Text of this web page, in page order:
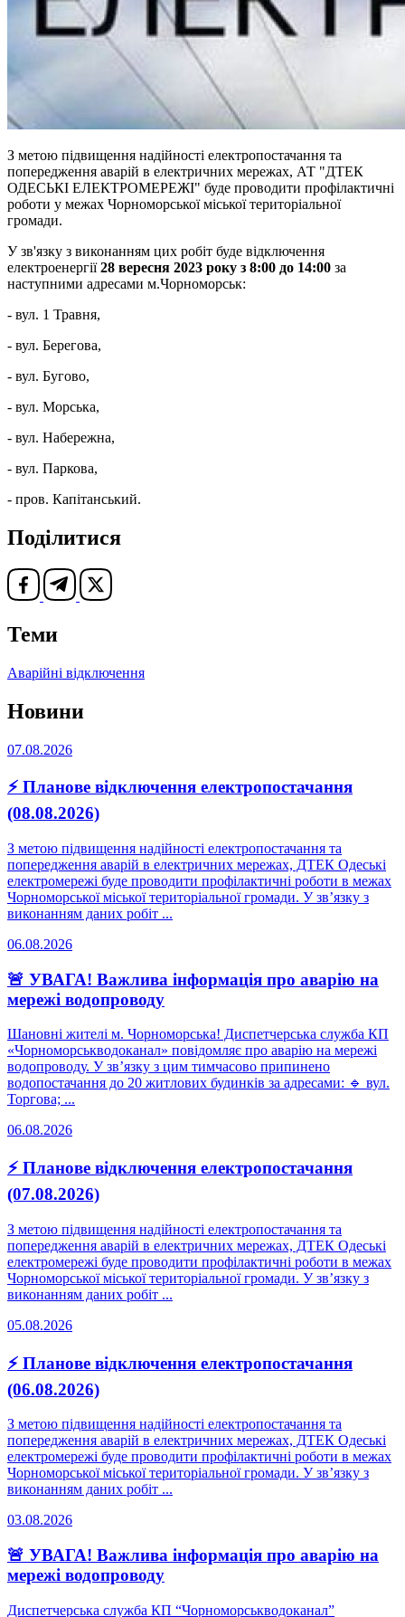
З метою підвищення надійності електропостачання та
попередження аварій в електричних мережах, АТ "ДТЕК
ОДЕСЬКІ ЕЛЕКТРОМЕРЕЖІ" буде проводити профілактичні
роботи у межах Чорноморської міської територіальної
громади.
У зв'язку з виконанням цих робіт буде відключення
електроенергії28 вересня 2023 року з 8:00 до 14:00 за
наступними адресами м.Чорноморськ:
- вул. 1 Травня,
- вул. Берегова,
- вул. Бугово,
- вул. Морська,
- вул. Набережна,
- вул. Паркова,
- пров. Капітанський.
Поділитися
Теми
Аварійні відключення
Новини
07.08.2026
⚡ Планове відключення електропостачання
(08.08.2026)
З метою підвищення надійності електропостачання та
попередження аварій в електричних мережах, ДТЕК Одеські
електромережі буде проводити профілактичні роботи в межах
Чорноморської міської територіальної громади. У зв’язку з
виконанням даних робіт ...
06.08.2026
🚨 УВАГА! Важлива інформація про аварію на
мережі водопроводу
Шановні жителі м. Чорноморська! Диспетчерська служба КП
«Чорноморськводоканал» повідомляє про аварію на мережі
водопроводу. У зв’язку з цим тимчасово припинено
водопостачання до 20 житлових будинків за адресами: 🔹 вул.
Торгова; ...
06.08.2026
⚡ Планове відключення електропостачання
(07.08.2026)
З метою підвищення надійності електропостачання та
попередження аварій в електричних мережах, ДТЕК Одеські
електромережі буде проводити профілактичні роботи в межах
Чорноморської міської територіальної громади. У зв’язку з
виконанням даних робіт ...
05.08.2026
⚡ Планове відключення електропостачання
(06.08.2026)
З метою підвищення надійності електропостачання та
попередження аварій в електричних мережах, ДТЕК Одеські
електромережі буде проводити профілактичні роботи в межах
Чорноморської міської територіальної громади. У зв’язку з
виконанням даних робіт ...
03.08.2026
🚨 УВАГА! Важлива інформація про аварію на
мережі водопроводу
Диспетчерська служба КП “Чорноморськводоканал”